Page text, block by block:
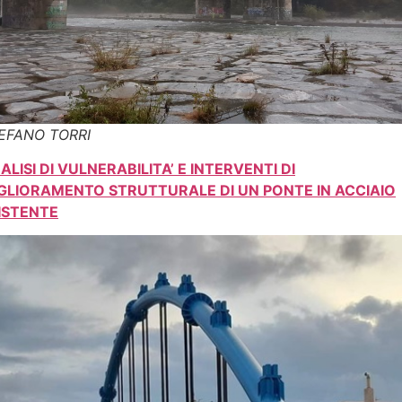
TORRI
DI VULNERABILITA’ E INTERVENTI DI
STRUTTURALE DI UN PONTE IN ACCIAIO